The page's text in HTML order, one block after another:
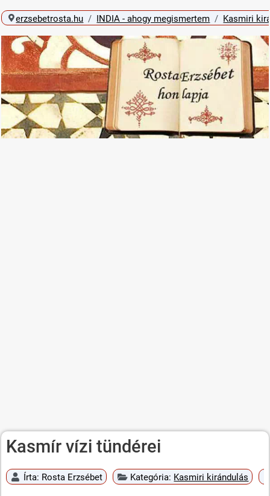
erzsebetrosta.hu INDIA - ahogy megismertem Kasmiri
Kasmír vízi tündérei
Írta: Rosta Erzsébet Kategória: Kasmiri kirándulás